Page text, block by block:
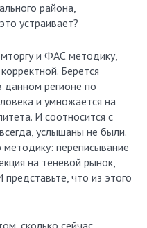
района,
устраивает?
и ФАС методику,
Берется
регионе по
и умножается на
И соотносится с
услышаны не были.
переписывание
на теневой рынок,
что из этого
сколько сейчас